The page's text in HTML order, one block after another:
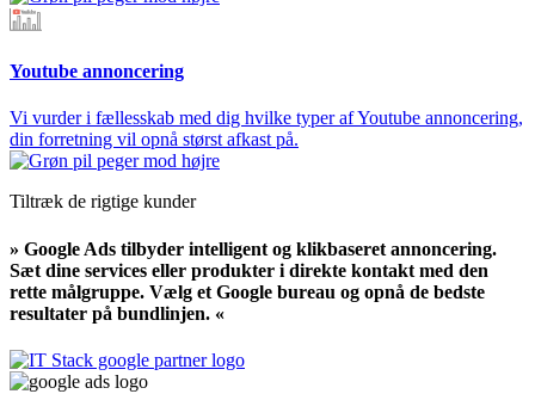
Youtube annoncering
Vi vurder i fællesskab med dig hvilke typer af Youtube annoncering,
din forretning vil opnå størst afkast på.
Tiltræk de rigtige kunder
» Google Ads tilbyder intelligent og klikbaseret annoncering.
Sæt dine services eller produkter i direkte kontakt med den
rette målgruppe. Vælg et Google bureau og opnå de bedste
resultater på bundlinjen. «